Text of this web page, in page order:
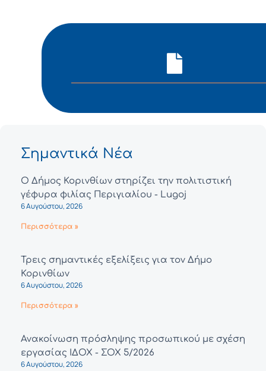
Σημαντικά Νέα
Ο Δήμος Κορινθίων στηρίζει την πολιτιστική
γέφυρα φιλίας Περιγιαλίου - Lugoj
6 Αυγούστου, 2026
Περισσότερα »
Τρεις σημαντικές εξελίξεις για τον Δήμο
Κορινθίων
6 Αυγούστου, 2026
Περισσότερα »
Ανακοίνωση πρόσληψης προσωπικού με σχέση
εργασίας ΙΔΟΧ - ΣΟΧ 5/2026
6 Αυγούστου, 2026